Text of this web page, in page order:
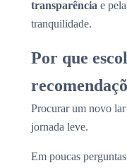
transparência e pela
tranquilidade.
Por que
Procurar um novo lar
jornada leve.
Em poucas